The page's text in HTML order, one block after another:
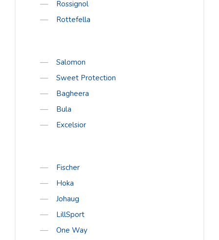
Rossignol
Rottefella
Salomon
Sweet Protection
Bagheera
Bula
Excelsior
Fischer
Hoka
Johaug
LillSport
One Way
Alpina
Julbo
Kona
Salomon
Sweet Protection
Bagheera